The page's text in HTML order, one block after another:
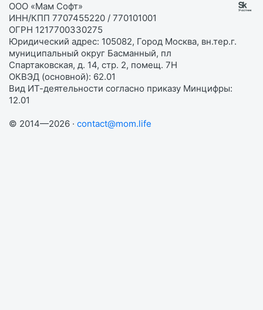
ООО «Мам Софт»
ИНН/КПП 7707455220 / 770101001
ОГРН 1217700330275
Юридический адрес: 105082, Город Москва, вн.тер.г.
муниципальный округ Басманный, пл
Спартаковская, д. 14, стр. 2, помещ. 7Н
ОКВЭД (основной): 62.01
Вид ИТ-деятельности согласно приказу Минцифры:
12.01
© 2014—2026 · contact@mom.life